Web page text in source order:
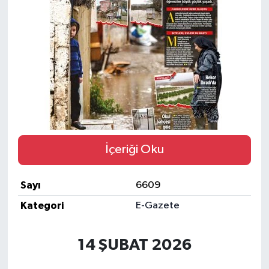
İçeriği Oku
Sayı
6609
Kategori
E-Gazete
14 ŞUBAT 2026
Eğitim
Sağlık
Magazin
Turizm
Sivil Toplum